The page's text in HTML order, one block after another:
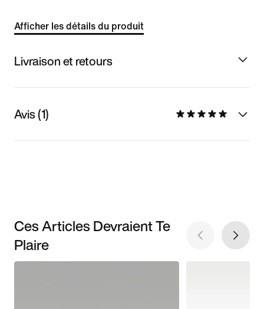
Afficher les détails du produit
Livraison et retours
Avis (1)
Ces Articles Devraient Te
Plaire